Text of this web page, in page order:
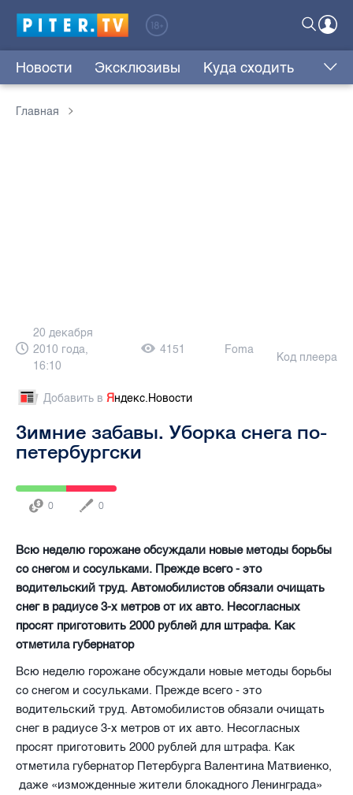
Новости Эксклюзивы Куда сходить
Главная
20 декабря
2010 года,
16:10
4151 Foma
Код плеера
Добавить в Яндекс.Новости
Зимние забавы. Уборка снега по-
петербургски
0 0
Всю неделю горожане обсуждали новые методы борьбы
со снегом и сосульками. Прежде всего - это
водительский труд. Автомобилистов обязали очищать
снег в радиусе 3-х метров от их авто. Несогласных
просят приготовить 2000 рублей для штрафа. Как
отметила губернатор
Всю неделю горожане обсуждали новые методы борьбы
со снегом и сосульками. Прежде всего - это
водительский труд. Автомобилистов обязали очищать
снег в радиусе 3-х метров от их авто. Несогласных
просят приготовить 2000 рублей для штрафа. Как
отметила губернатор Петербурга Валентина Матвиенко,
даже «изможденные жители блокадного Ленинграда»